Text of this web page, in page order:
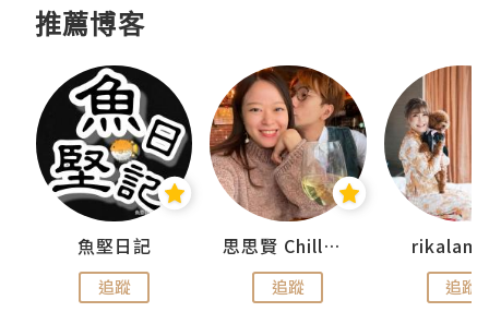
推薦博客
魚堅日記
追蹤
思思賢 ChillMyBabe
追蹤 追蹤